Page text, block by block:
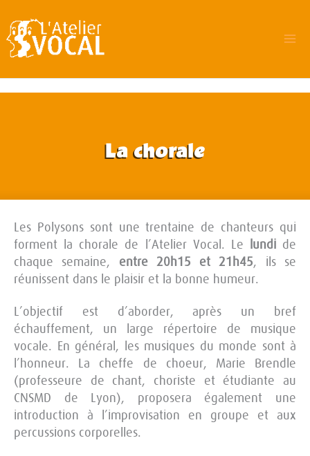
au
contenu
La chorale
Les Polysons sont une trentaine de chanteurs qui
forment la chorale de l’Atelier Vocal. Le
lundi de
chaque semaine, entre 20h15 et 21h45, ils se
réunissent dans le plaisir et la bonne humeur.
L’objectif est d’aborder, après un bref
échauffement, un large répertoire de musique
vocale. En général, les musiques du monde sont à
l’honneur. La cheffe de choeur, Marie Brendle
(professeure de chant, choriste et étudiante au
CNSMD de Lyon), proposera également une
introduction à l’improvisation en groupe et aux
percussions corporelles.